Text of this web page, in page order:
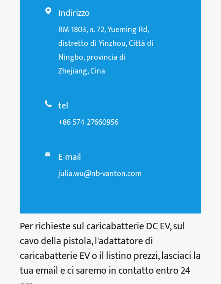
 Indirizzo
RM 1803, n. 72, Yueming Rd,
distretto di Yinzhou, Città di
Ningbo, provincia di
Zhejiang, Cina
 tel
+86-574-27660956
 E-mail
julia.wu@nb-vanton.com
Per richieste sul caricabatterie DC EV, sul
cavo della pistola, l'adattatore di
caricabatterie EV o il listino prezzi, lasciaci la
tua email e ci saremo in contatto entro 24